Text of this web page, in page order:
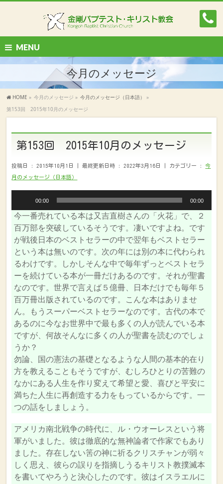
MENU
今月のメッセージ
HOME » 今月のメッセージ » 今月のメッセージ（日本語）
»
第153回 2015年10月のメッセージ
第153回 2015年10月のメッセージ
投稿日 : 2015年10月1日 最終更新日時 : 2022年3月16日 カテゴリー :今
月のメッセージ（日本語）
プ
レ
ー
ヤ
ー
00:00 00:00
今一番売れている本は又吉直樹さんの「火花」で、２
百万部を突破しているそうです。凄いですよね。です
が戦後日本のベストセラーの中で翌年もベストセラー
という本は無いのです。次の年には別の本に代わられ
るわけです。しかしそんな中で毎年ずっとベストセラ
ーを続けている本が一冊だけあるのです。それが聖書
なのです。世界で言えば５億冊、日本だけでも毎年５
百万冊出版されているのです。こんな本はありませ
ん。もうスーパーベストセラーなのです。古代の本で
あるのに今なお世界中で最も多くの人が読んでいる本
ですが、何故そんなに多くの人が聖書を読むのでしょ
うか？
勿論、国の憲法の基礎となるような人間の基本的在り
方を教えることもそうですが、むしろひとりの苦難の
なかにある人生を作り変えて希望と愛、喜びと平安に
満ちた人生に再創造する力をもっているからです。一
つの話をしましょう。
アメリカ南北戦争の時代に、ル・ウオーレスという将
軍がいました。彼は徹底的な無神論者で作家でもあり
ました。存在しない筈の神に祈るクリスチャンが弱々
しく思え、彼らの誤りを指摘しうるキリスト教撲滅本
を書いてやろうと決心したのです。彼はイスラエルに